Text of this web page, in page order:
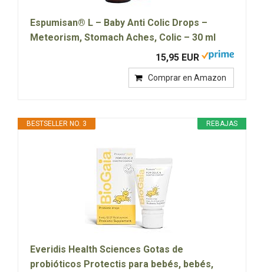
Espumisan® L – Baby Anti Colic Drops –
Meteorism, Stomach Aches, Colic – 30 ml
15,95 EUR
Comprar en Amazon
REBAJAS
BESTSELLER NO. 3
Everidis Health Sciences Gotas de
probióticos Protectis para bebés, bebés,